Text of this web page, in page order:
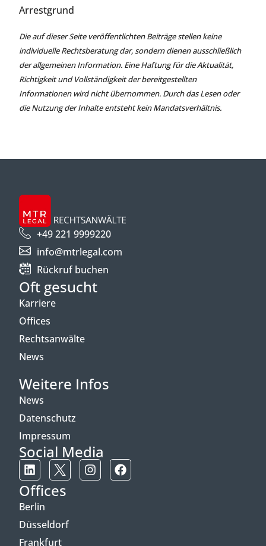
Arrestgrund
Die auf dieser Seite veröffentlichten Beiträge stellen keine
individuelle Rechtsberatung dar, sondern dienen ausschließlich
der allgemeinen Information. Eine Haftung für die Aktualität,
Richtigkeit und Vollständigkeit der bereitgestellten
Informationen wird nicht übernommen. Durch das Lesen oder
die Nutzung der Inhalte entsteht kein Mandatsverhältnis.
+49 221 9999220
info@mtrlegal.com
Rückruf buchen
Oft gesucht
Karriere
Offices
Rechtsanwälte
News
Weitere Infos
News
Datenschutz
Impressum
Social Media
Offices
Berlin
Düsseldorf
Frankfurt